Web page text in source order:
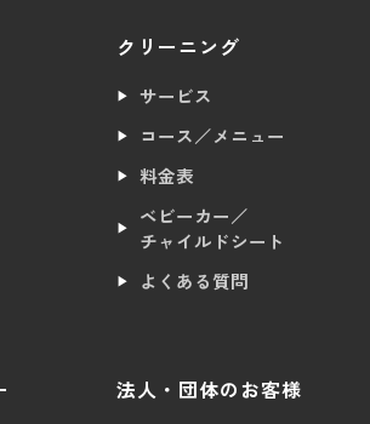
クリーニング
サービス
コース／メニュー
料金表
ベビーカー／
チャイルドシート
よくある質問
法人・団体のお客様